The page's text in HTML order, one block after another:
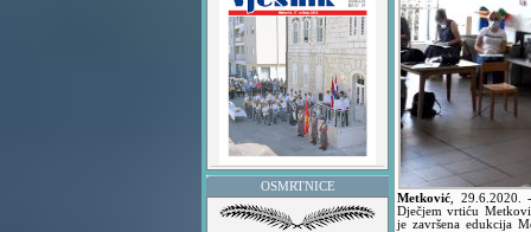
OSMRTNICE
Metković 29.6.2020.
Dječjem vrtiću
je završena edukcija